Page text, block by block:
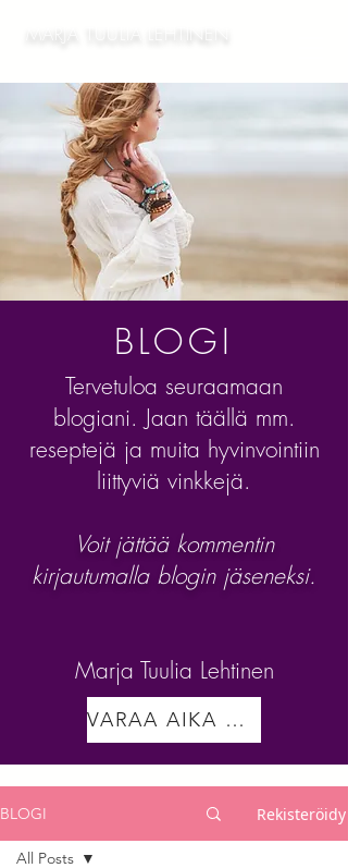
MARJA TUULIA LEHTINEN
BLOGI
Tervetuloa seuraamaan
blogiani. Jaan täällä mm.
reseptejä ja muita hyvinvointiin
liittyviä vinkkejä.
Voit jättää kommentin
kirjautumalla blogin jäseneksi.
Marja Tuulia Lehtinen
VARAA AIKA VALMENNUKSEEN
BLOGI Rekisteröidy
All Posts